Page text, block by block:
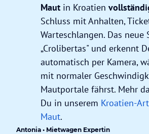
Maut in Kroatien
Schluss mit Anhalten,
Warteschlangen. Das neue
„Crolibertas" und erkennt
automatisch per Kamera,
mit normaler
Mautportale fährst. Mehr
Du in unserem Kroatien-
Maut.
Antonia • Mietwagen Expertin